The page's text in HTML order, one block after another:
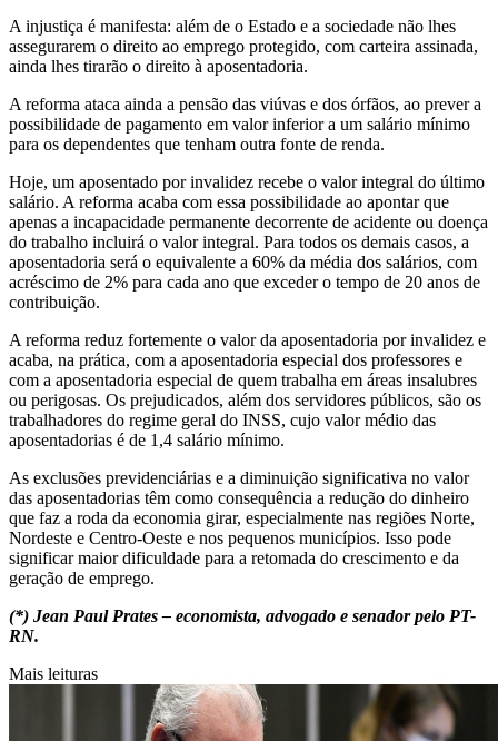
A injustiça é manifesta: além de o Estado e a sociedade não lhes
assegurarem o direito ao emprego protegido, com carteira assinada,
ainda lhes tirarão o direito à aposentadoria.
A reforma ataca ainda a pensão das viúvas e dos órfãos, ao prever a
possibilidade de pagamento em valor inferior a um salário mínimo
para os dependentes que tenham outra fonte de renda.
Hoje, um aposentado por invalidez recebe o valor integral do último
salário. A reforma acaba com essa possibilidade ao apontar que
apenas a incapacidade permanente decorrente de acidente ou doença
do trabalho incluirá o valor integral. Para todos os demais casos, a
aposentadoria será o equivalente a 60% da média dos salários, com
acréscimo de 2% para cada ano que exceder o tempo de 20 anos de
contribuição.
A reforma reduz fortemente o valor da aposentadoria por invalidez e
acaba, na prática, com a aposentadoria especial dos professores e
com a aposentadoria especial de quem trabalha em áreas insalubres
ou perigosas. Os prejudicados, além dos servidores públicos, são os
trabalhadores do regime geral do INSS, cujo valor médio das
aposentadorias é de 1,4 salário mínimo.
As exclusões previdenciárias e a diminuição significativa no valor
das aposentadorias têm como consequência a redução do dinheiro
que faz a roda da economia girar, especialmente nas regiões Norte,
Nordeste e Centro-Oeste e nos pequenos municípios. Isso pode
significar maior dificuldade para a retomada do crescimento e da
geração de emprego.
(*) Jean Paul Prates – economista, advogado e senador pelo PT-
RN.
Mais leituras